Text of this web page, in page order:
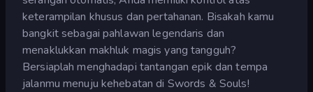
keterampilan khusus dan pertahanan. Bisakah kamu
bangkit sebagai pahlawan legendaris dan
menaklukkan makhluk magis yang tangguh?
Bersiaplah menghadapi tantangan epik dan tempa
jalanmu menuju kehebatan di Swords & Souls!